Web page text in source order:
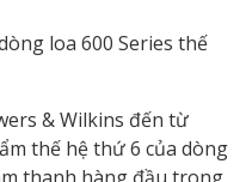
& Wilkins đến từ
thế hệ thứ 6 của dòng